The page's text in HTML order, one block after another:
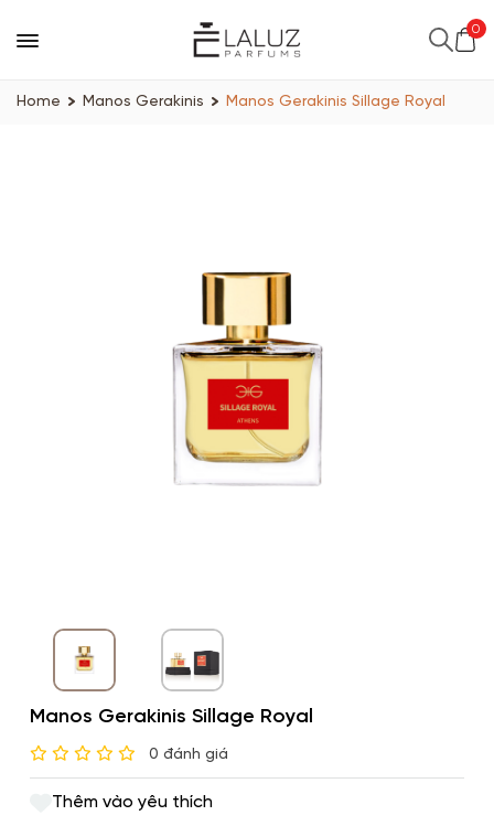
0
Home Manos Gerakinis Manos Gerakinis Sillage Royal
Manos Gerakinis Sillage Royal
0 đánh giá
Thêm vào yêu thích